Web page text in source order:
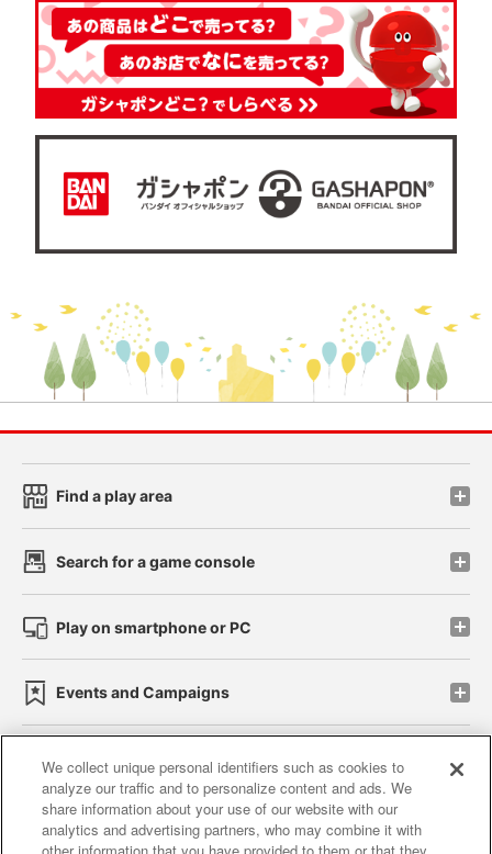
Find a play area
Search for a game console
Play on smartphone or PC
Events and Campaigns
Affiliate Sustainability site policy privacy policy
Web accessibility policy and verification results
We collect unique personal identifiers such as cookies to
analyze our traffic and to personalize content and ads. We
share information about your use of our website with our
analytics and advertising partners, who may combine it with